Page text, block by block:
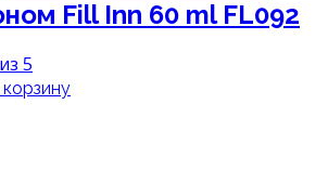
Fill Inn 60 ml FL092
из 5